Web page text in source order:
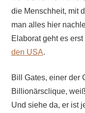
die Menschheit, mit
man alles hier
Elaborat geht es erst
den USA.
Bill Gates, einer der
Billionärsclique,
Und siehe da, er ist